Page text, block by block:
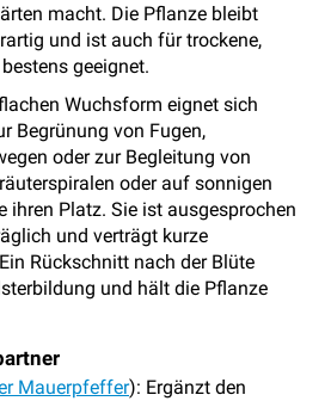
macht. Die Pflanze bleibt
und ist auch für trockene,
geeignet.
Wuchsform eignet sich
Begrünung von Fugen,
oder zur Begleitung von
oder auf sonnigen
ihren Platz. Sie ist ausgesprochen
und verträgt kurze
Rückschnitt nach der Blüte
und hält die Pflanze
Mauerpfeffer): Ergänzt den